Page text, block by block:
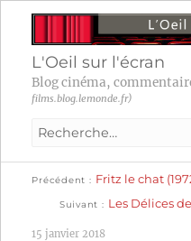
L'Oeil sur l'écran
Blog cinéma,
films.blog.lemonde.fr)
Recherche
:
Navigation
Précédent
précédente :
Fritz le chat
Suivant
suivante :
Les Délices
15 janvier 2018